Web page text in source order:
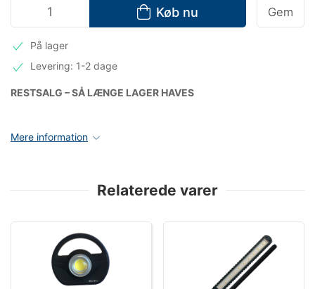
Køb nu Gem
På lager
Levering: 1-2 dage
RESTSALG – SÅ LÆNGE LAGER HAVES
Mere information
Relaterede varer